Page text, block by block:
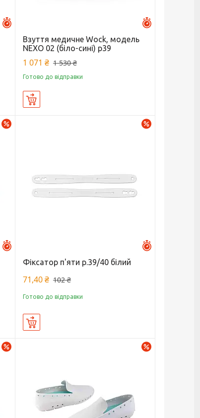
Взуття медичне Wock, модель
NEXO 02 (біло-сині) р39
1 071 ₴ 1 530 ₴
Готово до відправки
Фіксатор п'яти р.39/40 білий
71,40 ₴ 102 ₴
Готово до відправки